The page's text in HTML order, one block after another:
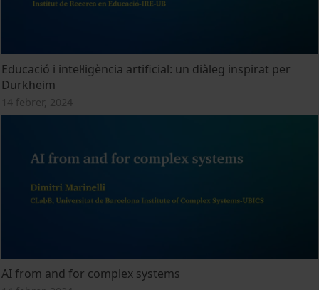
Educació i intel·ligència artificial: un diàleg inspirat per
Durkheim
14 febrer, 2024
AI from and for complex systems